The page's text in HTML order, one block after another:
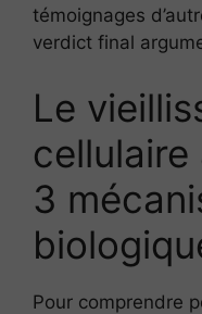
témoignages
verdict final
Le
cellulaire
3
Pour comprendre